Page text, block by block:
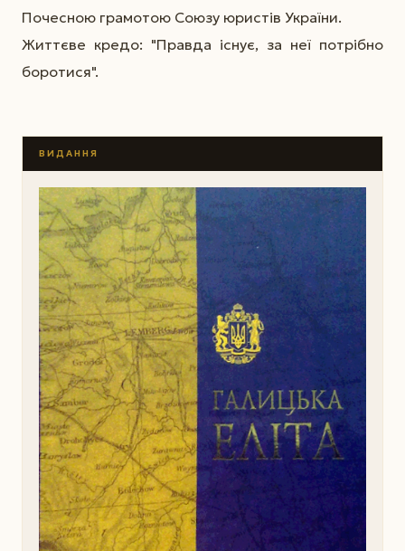
Почесною грамотою Союзу юристів України.
Життєве кредо: "Правда існує, за неї потрібно
боротися".
ВИДАННЯ